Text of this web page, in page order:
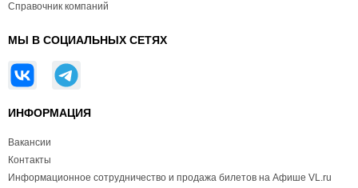
Справочник компаний
МЫ В СОЦИАЛЬНЫХ СЕТЯХ
ИНФОРМАЦИЯ
Вакансии
Контакты
Информационное сотрудничество и продажа билетов на Афише VL.ru